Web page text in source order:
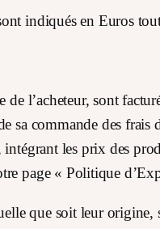
indiqués en Euros
de l’acheteur, sont
sa commande des frais
les prix des
page « Politique
que soit leur origine,